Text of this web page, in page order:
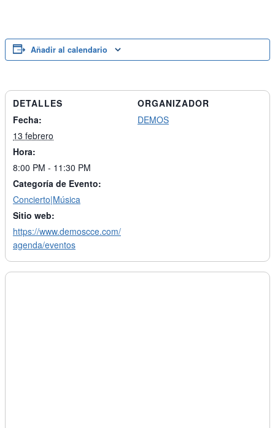
Añadir al calendario
DETALLES
Fecha:
13 febrero
Hora:
8:00 PM - 11:30 PM
Categoría de Evento:
Concierto|Música
Sitio web:
https://www.demoscce.com/
agenda/eventos
ORGANIZADOR
DEMOS